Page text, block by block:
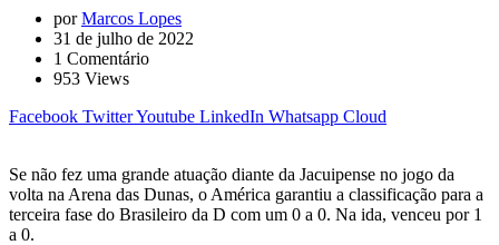
porMarcos Lopes
31 de julho de 2022
1 Comentário
953 Views
Facebook TwitterYoutube LinkedIn Whatsapp Cloud
Se não fez uma grande atuação diante da Jacuipense no jogo da
volta na Arena das Dunas, o América garantiu a classificação para a
terceira fase do Brasileiro da D com um 0 a 0. Na ida, venceu por 1
a 0.